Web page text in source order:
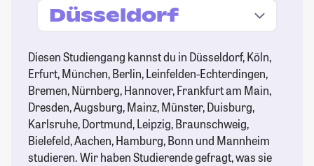
Diesen Studiengang kannst du in Düsseldorf, Köln,
Erfurt, München, Berlin, Leinfelden-Echterdingen,
Bremen, Nürnberg, Hannover, Frankfurt am Main,
Dresden, Augsburg, Mainz, Münster, Duisburg,
Karlsruhe, Dortmund, Leipzig, Braunschweig,
Bielefeld, Aachen, Hamburg, Bonn und Mannheim
studieren. Wir haben Studierende gefragt, was sie